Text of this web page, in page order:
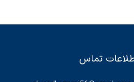
تماس